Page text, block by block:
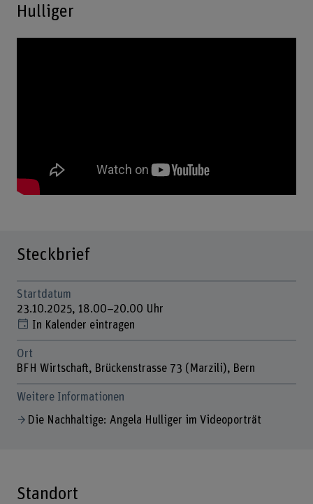
Hulliger
Steckbrief
Startdatum
23.10.2025, 18.00–20.00 Uhr
In Kalender eintragen
Ort
BFH Wirtschaft, Brückenstrasse 73 (Marzili), Bern
Weitere Informationen
Die Nachhaltige: Angela Hulliger im Videoporträt
Standort